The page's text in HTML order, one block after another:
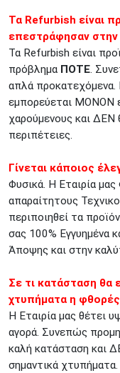
Τα Refurbish είναι
επεστράφησαν
Τα Refurbish είναι
πρόβλημα ΠΟΤΕ.
απλά προκατεχόμενα.
εμπορεύεται ΜΟΝΟΝ
χαρούμενους και ΔΕΝ
περιπέτειες.
Γίνεται κάποιος
Φυσικά. Η Εταιρία
απαραίτητους
περιποιηθεί τα
σας 100% Εγγυημένα
Άποψης και στην
Σε τι κατάσταση θα
χτυπήματα η
Η Εταιρία μας θέτει
αγορά. Συνεπώς
καλή κατάσταση και
σημαντικά